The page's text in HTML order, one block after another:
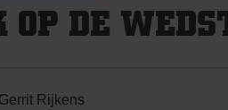
OP DE
Rijkens